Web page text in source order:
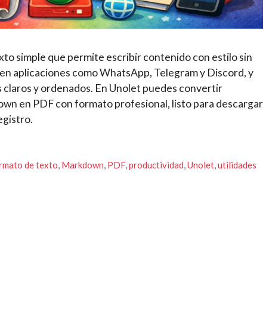
simple que permite escribir contenido con estilo sin
aplicaciones como WhatsApp, Telegram y Discord, y
y ordenados. En Unolet puedes convertir
en PDF con formato profesional, listo para descargar
de texto, Markdown, PDF,productividad,Unolet,utilidades